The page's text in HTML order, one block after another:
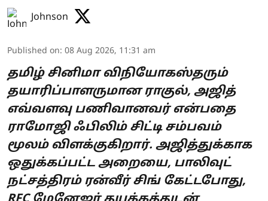
Johnson
Published on: 08 Aug 2026, 11:31 am
தமிழ் சினிமா விநியோகஸ்தரும்
தயாரிப்பாளருமான ராகுல், அஜித்
எவ்வளவு பணிவானவர் என்பதை
ராமோஜி ஃபிலிம் சிட்டி சம்பவம்
மூலம் விளக்குகிறார். அஜித்துக்காக
ஒதுக்கப்பட்ட அறையை, பாலிவுட்
நட்சத்திரம் ரன்வீர் சிங் கேட்டபோது,